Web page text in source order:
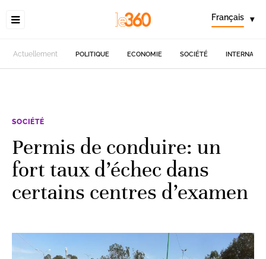
Français ▾
Actuellement POLITIQUE ECONOMIE SOCIÉTÉ
SOCIÉTÉ
Permis de conduire: un
fort taux d’échec dans
certains centres d’examen